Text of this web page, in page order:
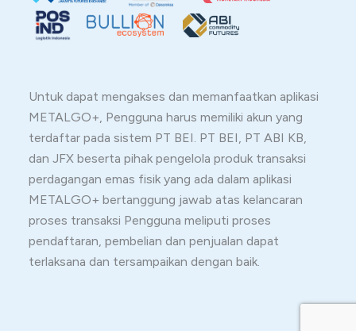
Untuk dapat mengakses dan memanfaatkan aplikasi
METALGO+, Pengguna harus memiliki akun yang
terdaftar pada sistem PT BEI. PT BEI, PT ABI KB,
dan JFX beserta pihak pengelola produk transaksi
perdagangan emas fisik yang ada dalam aplikasi
METALGO+ bertanggung jawab atas kelancaran
proses transaksi Pengguna meliputi proses
pendaftaran, pembelian dan penjualan dapat
terlaksana dan tersampaikan dengan baik.